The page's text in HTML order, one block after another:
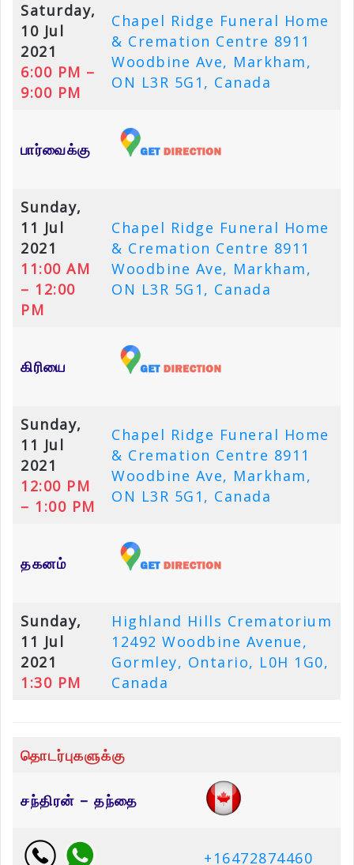
Saturday,
10 Jul
2021
6:00 PM –
9:00 PM
Chapel Ridge Funeral Home
& Cremation Centre 8911
Woodbine Ave, Markham,
ON L3R 5G1, Canada
பார்வைக்கு
Sunday,
11 Jul
2021
11:00 AM
– 12:00
PM
Chapel Ridge Funeral Home
& Cremation Centre 8911
Woodbine Ave, Markham,
ON L3R 5G1, Canada
கிரியை
Sunday,
11 Jul
2021
12:00 PM
– 1:00 PM
Chapel Ridge Funeral Home
& Cremation Centre 8911
Woodbine Ave, Markham,
ON L3R 5G1, Canada
தகனம்
Sunday,
11 Jul
2021
1:30 PM
Highland Hills Crematorium
12492 Woodbine Avenue,
Gormley, Ontario, L0H 1G0,
Canada
தொடர்புகளுக்கு
சந்திரன் – தந்தை
+16472874460